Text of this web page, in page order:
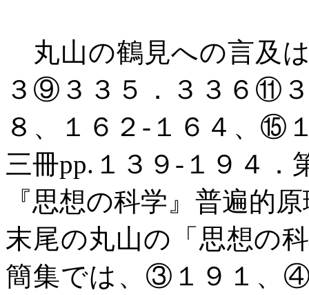
丸山の鶴見への言及
３⑨３３５．３３６⑪
８、１６２ - １６４、⑮
三冊pp. １３９ - １９４．
『思想の科学』普遍的
末尾の丸山の「思想の
簡集では、③１９１、